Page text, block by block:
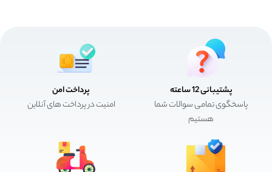
پشتیبانی 12 ساعته
پاسخگوی تمامی سوالات شما
هستیم
پرداخت امن
امنیت در پرداخت های آنلاین